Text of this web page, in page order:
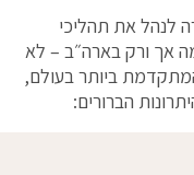
לנהל את תהליכי
אך ורק בארה״ב – לא
ביותר בעולם,
הברורים: